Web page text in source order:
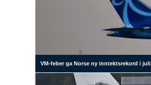
VM-feber ga Norse ny inntektsrekord i juli